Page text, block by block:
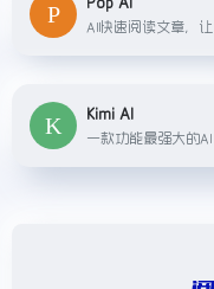
Kimi AI